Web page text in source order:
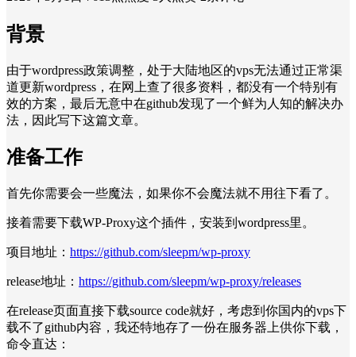
背景
由于wordpress政策调整，处于大陆地区的vps无法通过正常渠
道更新wordpress，在网上查了很多资料，都没有一个特别有
效的方案，最后无意中在github发现了一个鲜为人知的解决办
法，因此写下这篇文章。
准备工作
首先你需要会一些魔法，如果你不会魔法就不用往下看了。
接着需要下载WP-Proxy这个插件，安装到wordpress里。
项目地址： https://github.com/sleepm/wp-proxy
release地址： https://github.com/sleepm/wp-proxy/releases
在release页面直接下载source code就好，考虑到你国内的vps下
载不了github内容，我还特地存了一份在服务器上供你下载，
命令直达：